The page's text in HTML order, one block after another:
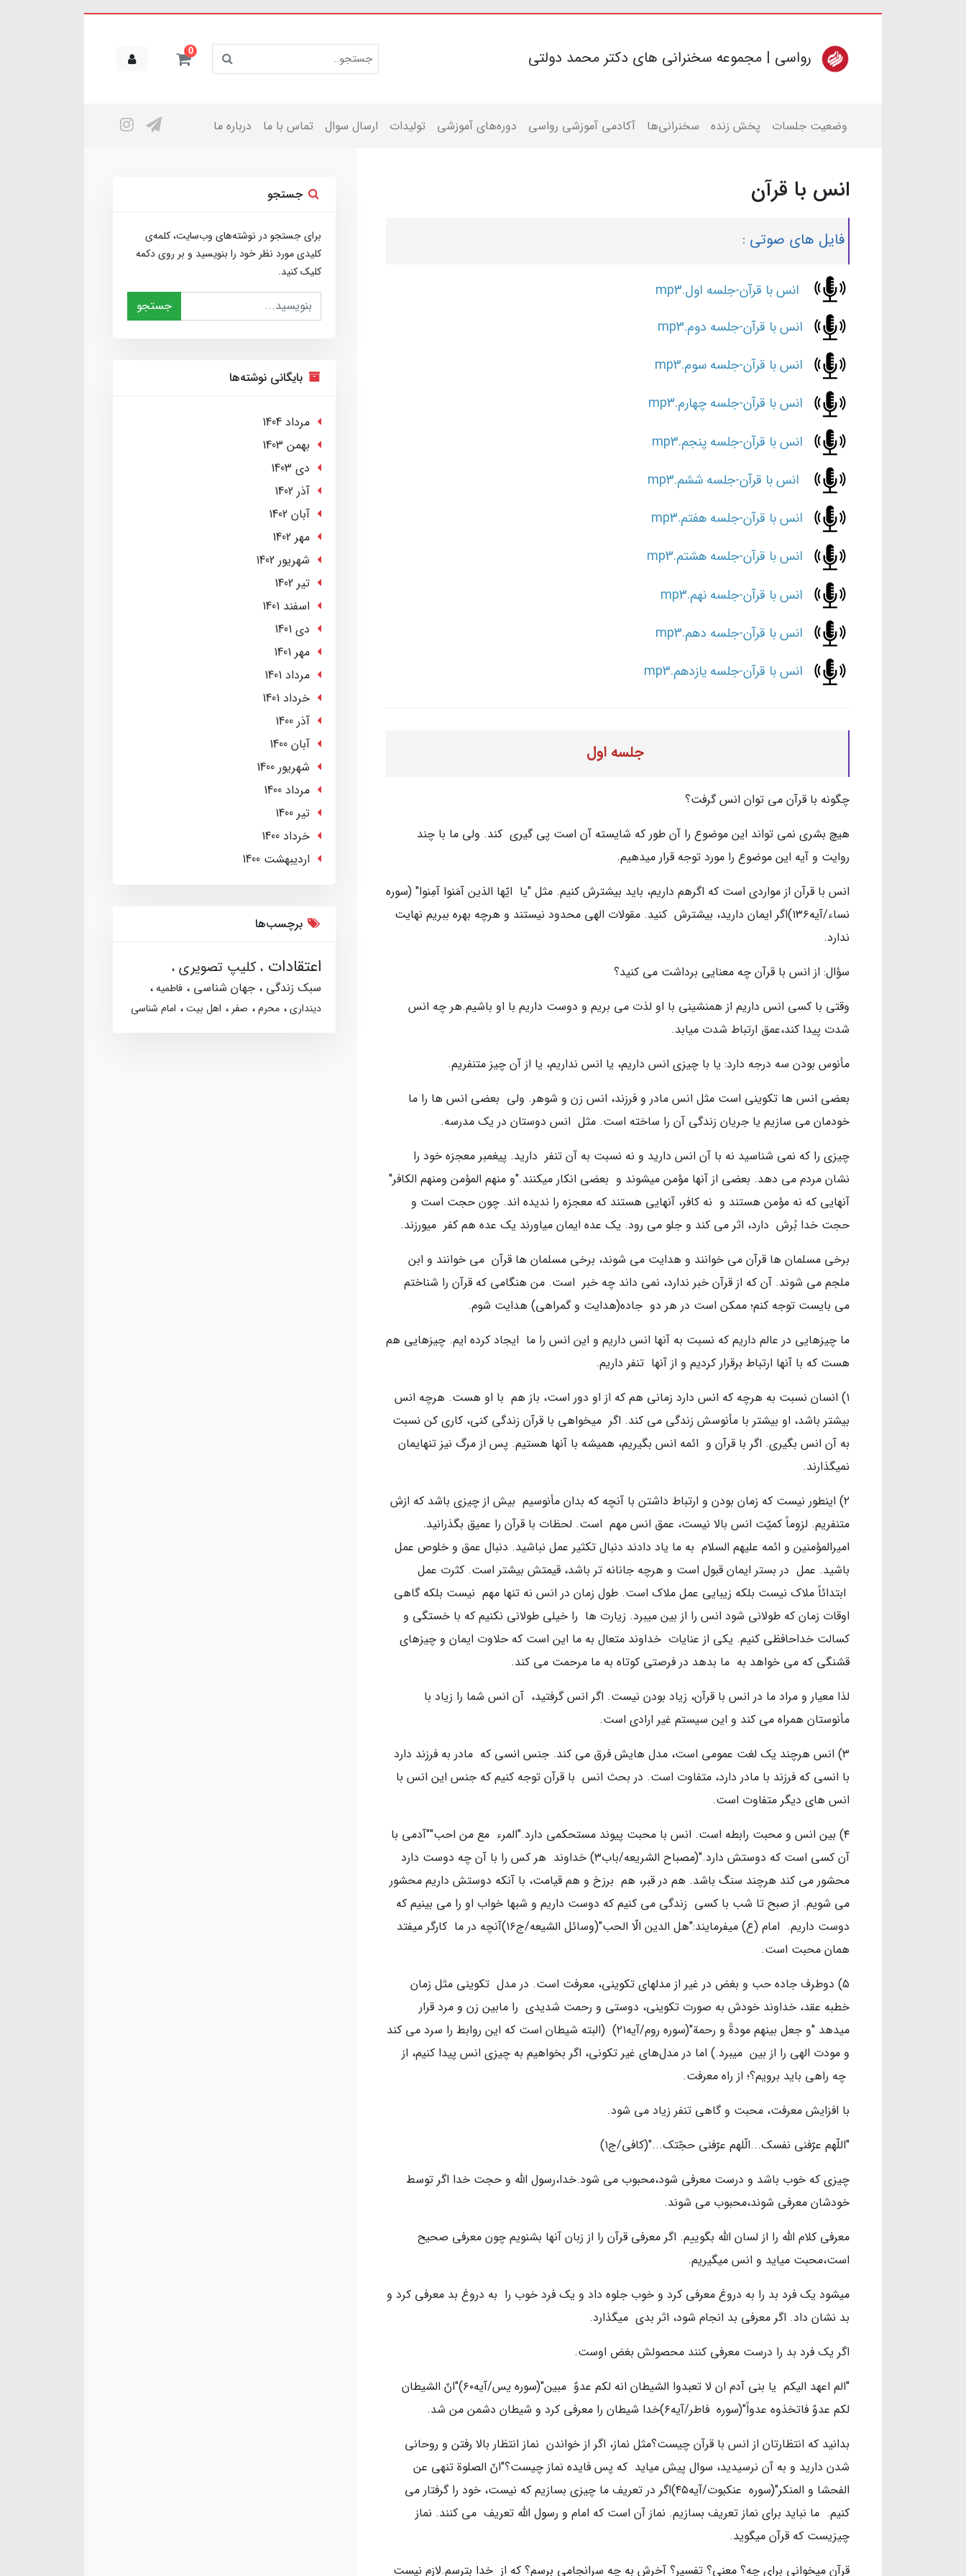
رواسی | مجموعه سخنرانی های دکتر محمد دولتی 0
وضعیت جلسات پخش زنده سخنرانی‌ها آکادمی آموزشی رواسی دوره‌های آموزشی تولیدات ارسال سوال تماس با ما درباره ما
انس با قرآن
فایل های صوتی :
انس با قرآن-جلسه اول.mp3
انس با قرآن-جلسه دوم.mp3
انس با قرآن-جلسه سوم.mp3
انس با قرآن-جلسه چهارم.mp3
انس با قرآن-جلسه پنجم.mp3
انس با قرآن-جلسه ششم.mp3
انس با قرآن-جلسه هفتم.mp3
انس با قرآن-جلسه هشتم.mp3
انس با قرآن-جلسه نهم.mp3
انس با قرآن-جلسه دهم.mp3
انس با قرآن-جلسه یازدهم.mp3
جلسه اول
چگونه با قرآن می توان انس گرفت؟
هیچ بشری نمی تواند این موضوع را آن طور که شایسته آن است پی گیری کند. ولی ما با چند
روایت و آیه این موضوع را مورد توجه قرار میدهیم.
انس با قرآن از مواردی است که اگرهم داریم، باید بیشترش کنیم. مثل "یا ایّها الذین آمَنوا آمِنوا" (سوره
نساء/آیه۱۳۶)اگر ایمان دارید، بیشترش کنید. مقولات الهی محدود نیستند و هرچه بهره ببریم نهایت
ندارد.
سؤال: از انس با قرآن چه معنایی برداشت می کنید؟
وقتی با کسی انس داریم از همنشینی با او لذت می بریم و دوست داریم با او باشیم.هر چه انس
شدت پیدا کند،عمق ارتباط شدت میابد.
مأنوس بودن سه درجه دارد: یا با چیزی انس داریم، یا انس نداریم، یا از آن چیز متنفریم.
بعضی انس ها تکوینی است مثل انس مادر و فرزند، انس زن و شوهر. ولی بعضی انس ها را ما
خودمان می سازیم یا جریان زندگی آن را ساخته است. مثل انس دوستان در یک مدرسه.
چیزی را که نمی شناسید نه با آن انس دارید و نه نسبت به آن تنفر دارید. پیغمبر معجزه خود را
نشان مردم می دهد. بعضی از آنها مؤمن میشوند و بعضی انکار میکنند."و منهم المؤمن ومنهم الکافر"
آنهایی که نه مؤمن هستند و نه کافر، آنهایی هستند که معجزه را ندیده اند. چون حجت است و
حجت خدا بُرش دارد، اثر می کند و جلو می رود. یک عده ایمان میاورند یک عده هم کفر میورزند.
برخی مسلمان ها قرآن می خوانند و هدایت می شوند، برخی مسلمان ها قرآن می خوانند و ابن
ملجم می شوند. آن که از قرآن خبر ندارد، نمی داند چه خبر است. من هنگامی که قرآن را شناختم
می بایست توجه کنم؛ ممکن است در هر دو جاده(هدایت و گمراهی) هدایت شوم.
ما چیزهایی در عالم داریم که نسبت به آنها انس داریم و این انس را ما ایجاد کرده ایم. چیزهایی هم
هست که با آنها ارتباط برقرار کردیم و از آنها تنفر داریم.
۱) انسان نسبت به هرچه که انس دارد زمانی هم که از او دور است، باز هم با او هست. هرچه انس
بیشتر باشد، او بیشتر با مأنوسش زندگی می کند. اگر میخواهی با قرآن زندگی کنی، کاری کن نسبت
به آن انس بگیری. اگر با قرآن و ائمه انس بگیریم، همیشه با آنها هستیم. پس از مرگ نیز تنهایمان
نمیگذارند.
۲) اینطور نیست که زمان بودن و ارتباط داشتن با آنچه که بدان مأنوسیم بیش از چیزی باشد که ازش
متنفریم. لزوماً کمیّت انس بالا نیست، عمق انس مهم است. لحظات با قرآن را عمیق بگذرانید.
امیرالمؤمنین و ائمه علیهم السلام به ما یاد دادند دنبال تکثیر عمل نباشید. دنبال عمق و خلوص عمل
باشید. عمل در بستر ایمان قبول است و هرچه جانانه تر باشد، قیمتش بیشتر است. کثرت عمل
ابتدائاً ملاک نیست بلکه زیبایی عمل ملاک است. طول زمان در انس نه تنها مهم نیست بلکه گاهی
اوقات زمان که طولانی شود انس را از بین میبرد. زیارت ها را خیلی طولانی نکنیم که با خستگی و
کسالت خداحافظی کنیم. یکی از عنایات خداوند متعال به ما این است که حلاوت ایمان و چیزهای
قشنگی که می خواهد به ما بدهد در فرصتی کوتاه به ما مرحمت می کند.
لذا معیار و مراد ما در انس با قرآن، زیاد بودن نیست. اگر انس گرفتید، آن انس شما را زیاد با
مأنوستان همراه می کند و این سیستم غیر ارادی است.
۳) انس هرچند یک لغت عمومی است، مدل هایش فرق می کند. جنس انسی که مادر به فرزند دارد
با انسی که فرزند با مادر دارد، متفاوت است. در بحث انس با قرآن توجه کنیم که جنس این انس با
انس های دیگر متفاوت است.
۴) بین انس و محبت رابطه است. انس با محبت پیوند مستحکمی دارد."المرء مع من احب""آدمی با
آن کسی است که دوستش دارد."(مصباح الشریعه/باب۳) خداوند هر کس را با آن چه دوست دارد
محشور می کند هرچند سنگ باشد. هم در قبر، هم برزخ و هم قیامت، با آنکه دوستش داریم محشور
می شویم. از صبح تا شب با کسی زندگی می کنیم که دوست داریم و شبها خواب او را می بینیم که
دوست داریم. امام (ع) میفرمایند:"هل الدین الّا الحب"(وسائل الشیعه/ج۱۶)آنچه در ما کارگر میفتد
همان محبت است.
۵) دوطرف جاده حب و بغض در غیر از مدلهای تکوینی، معرفت است. در مدل تکوینی مثل زمان
خطبه عقد، خداوند خودش به صورت تکوینی، دوستی و رحمت شدیدی را مابین زن و مرد قرار
میدهد "و جعل بینهم مودةً و رحمة"(سوره روم/آیه۲۱) (البته شیطان است که این روابط را سرد می کند
و مودت الهی را از بین میبرد.) اما در مدل‌های غیر تکونی، اگر بخواهیم به چیزی انس پیدا کنیم، از
چه راهی باید برویم؟؛ از راه معرفت.
با افزایش معرفت، محبت و گاهی تنفر زیاد می شود.
"اللّهم عرّفنی نفسک...الّلهم عرّفنی حجّتک..."(کافی/ج۱)
چیزی که خوب باشد و درست معرفی شود،محبوب می شود.خدا،رسول الله و حجت خدا اگر توسط
خودشان معرفی شوند،محبوب می شوند.
معرفی کلام الله را از لسان الله بگوییم. اگر معرفی قرآن را از زبان آنها بشنویم چون معرفی صحیح
است،محبت میاید و انس میگیریم.
میشود یک فرد بد را به دروغ معرفی کرد و خوب جلوه داد و یک فرد خوب را به دروغ بد معرفی کرد و
بد نشان داد. اگر معرفی بد انجام شود، اثر بدی میگذارد.
اگر یک فرد بد را درست معرفی کنند محصولش بغض اوست.
"الم اعهد الیکم یا بنی آدم ان لا تعبدوا الشیطان انه لکم عدوٌ مبین"(سوره یس/آیه۶۰)"انّ الشیطان
لکم عدوٌ فاتخذوه عدواً"(سوره فاطر/آیه۶)خدا شیطان را معرفی کرد و شیطان دشمن من شد.
بدانید که انتظارتان از انس با قرآن چیست؟مثل نماز، اگر از خواندن نماز انتظار بالا رفتن و روحانی
شدن دارید و به آن نرسیدید، سوال پیش میاید که پس فایده نماز چیست؟"انّ الصلوة تنهی عن
الفحشا و المنکر"(سوره عنکبوت/آیه۴۵)اگر در تعریف ما چیزی بسازیم که نیست، خود را گرفتار می
کنیم. ما نباید برای نماز تعریف بسازیم. نماز آن است که امام و رسول الله تعریف می کنند. نماز
چیزیست که قرآن میگوید.
قرآن میخوانی برای چه؟ معنی؟ تفسیر؟ آخرش به چه سرانجامی برسم؟ که از خدا بترسم.لازم نیست
جستجو
برای جستجو در نوشته‌های وب‌سایت، کلمه‌ی
کلیدی مورد نظر خود را بنویسید و بر روی دکمه
کلیک کنید.
جستجو
بایگانی نوشته‌ها
مرداد 1404
بهمن 1403
دی 1403
آذر 1402
آبان 1402
مهر 1402
شهریور 1402
تير 1402
اسفند 1401
دی 1401
مهر 1401
مرداد 1401
خرداد 1401
آذر 1400
آبان 1400
شهریور 1400
مرداد 1400
تير 1400
خرداد 1400
ارديبهشت 1400
برچسب‌ها
اعتقادات کلیپ تصویری
سبک زندگی جهان شناسی
فاطمیه
دینداری
محرم صفر اهل بیت امام شناسی